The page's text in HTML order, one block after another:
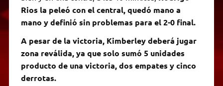
Rios la peleó con el central, quedó mano a
mano y definió sin problemas para el 2-0 final.
A pesar de la victoria, Kimberley deberá jugar
zona reválida, ya que solo sumó 5 unidades
producto de una victoria, dos empates y cinco
derrotas.